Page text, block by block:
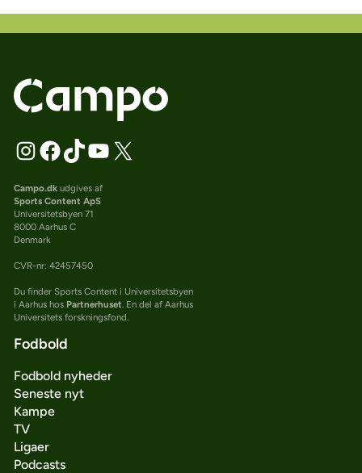
Campo.dkudgives af
Sports Content ApS
Universitetsbyen 71
8000 Aarhus C
Denmark
CVR-nr: 42457450
Du finder Sports Content i Universitetsbyen
i Aarhus hos Partnerhuset . En del af Aarhus
Universitets forskningsfond.
Fodbold
Fodbold nyheder
Seneste nyt
Kampe
TV
Ligaer
Podcasts